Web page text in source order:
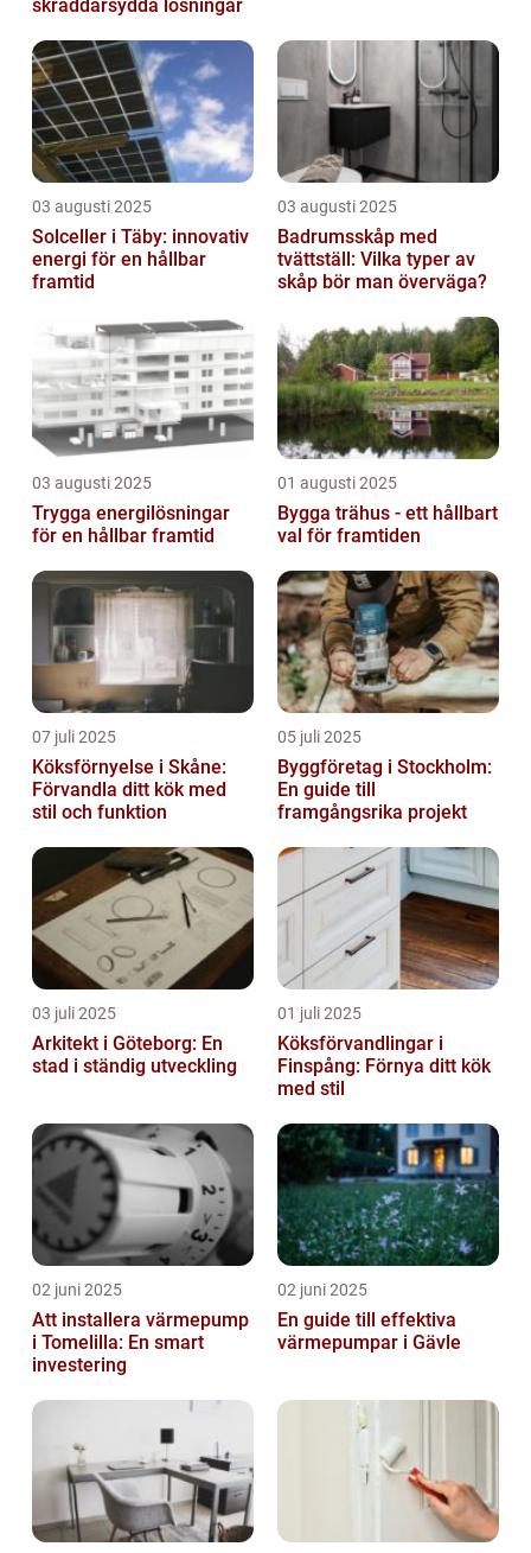
skräddarsydda lösningar
03 augusti 2025
Solceller i Täby: innovativ
energi för en hållbar
framtid
03 augusti 2025
Badrumsskåp med
tvättställ: Vilka typer av
skåp bör man överväga?
03 augusti 2025
Trygga energilösningar
för en hållbar framtid
01 augusti 2025
Bygga trähus - ett hållbart
val för framtiden
07 juli 2025
Köksförnyelse i Skåne:
Förvandla ditt kök med
stil och funktion
05 juli 2025
Byggföretag i Stockholm:
En guide till
framgångsrika projekt
03 juli 2025
Arkitekt i Göteborg: En
stad i ständig utveckling
01 juli 2025
Köksförvandlingar i
Finspång: Förnya ditt kök
med stil
02 juni 2025
Att installera värmepump
i Tomelilla: En smart
investering
02 juni 2025
En guide till effektiva
värmepumpar i Gävle